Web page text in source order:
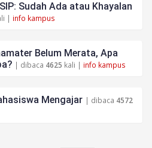
Sudah Ada atau Khayalan
| info kampus
Belum Merata, Apa
| dibaca 4625 kali | info kampus
Mengajar | dibaca 4572